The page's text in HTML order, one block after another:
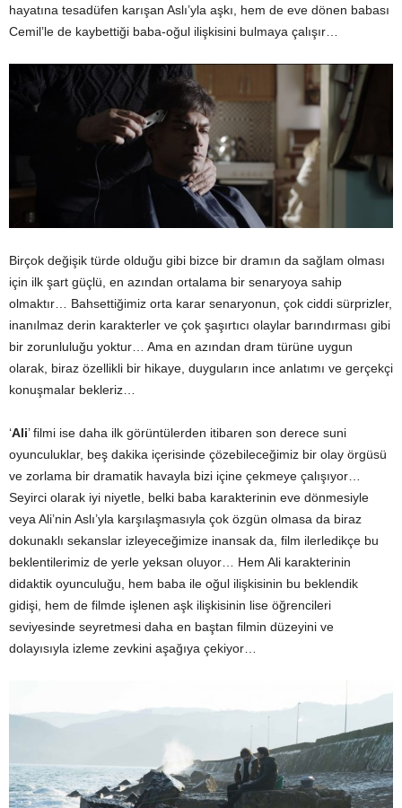
hayatına tesadüfen karışan Aslı’yla aşkı, hem de eve dönen babası
Cemil’le de kaybettiği baba-oğul ilişkisini bulmaya çalışır…
Birçok değişik türde olduğu gibi bizce bir dramın da sağlam olması
için ilk şart güçlü, en azından ortalama bir senaryoya sahip
olmaktır… Bahsettiğimiz orta karar senaryonun, çok ciddi sürprizler,
inanılmaz derin karakterler ve çok şaşırtıcı olaylar barındırması gibi
bir zorunluluğu yoktur… Ama en azından dram türüne uygun
olarak, biraz özellikli bir hikaye, duyguların ince anlatımı ve gerçekçi
konuşmalar bekleriz…
‘Ali’ filmi ise daha ilk görüntülerden itibaren son derece suni
oyunculuklar, beş dakika içerisinde çözebileceğimiz bir olay örgüsü
ve zorlama bir dramatik havayla bizi içine çekmeye çalışıyor…
Seyirci olarak iyi niyetle, belki baba karakterinin eve dönmesiyle
veya Ali’nin Aslı’yla karşılaşmasıyla çok özgün olmasa da biraz
dokunaklı sekanslar izleyeceğimize inansak da, film ilerledikçe bu
beklentilerimiz de yerle yeksan oluyor… Hem Ali karakterinin
didaktik oyunculuğu, hem baba ile oğul ilişkisinin bu beklendik
gidişi, hem de filmde işlenen aşk ilişkisinin lise öğrencileri
seviyesinde seyretmesi daha en baştan filmin düzeyini ve
dolayısıyla izleme zevkini aşağıya çekiyor…